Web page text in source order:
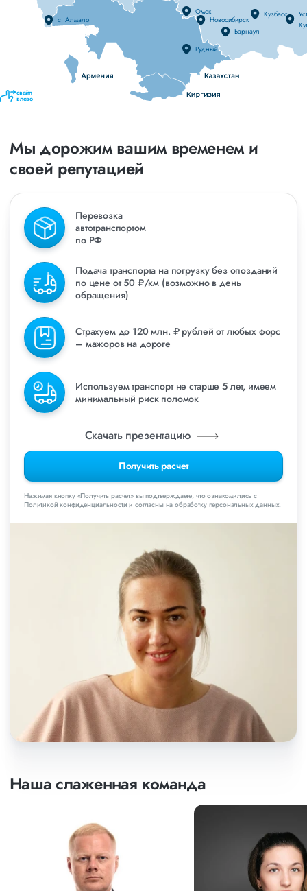
Барнаул
Кут
Рудный
с. Алмало
Омск
Новосибирск
Кузбасс
свайп
влево
Мы дорожим вашим временем и
своей репутацией
Перевозка
автотранспортом
по РФ
Подача транспорта на погрузку без опозданий
по цене от 50 ₽/км (возможно в день
обращения)
Страхуем до 120 млн. ₽ рублей от любых форс
– мажоров на дороге
Используем транспорт не старше 5 лет, имеем
минимальный риск поломок
Получить расчет
Скачать презентацию
Нажимая кнопку «Получить расчет» вы подтверждаете, что ознакомились с
Политикой конфиденциальности и согласны на обработку персональных данных.
Наша слаженная команда